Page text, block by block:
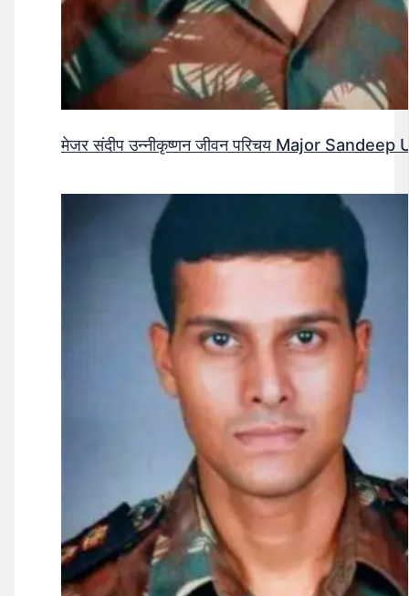
मेजर संदीप उन्नीकृष्णन जीवन परिचय Major